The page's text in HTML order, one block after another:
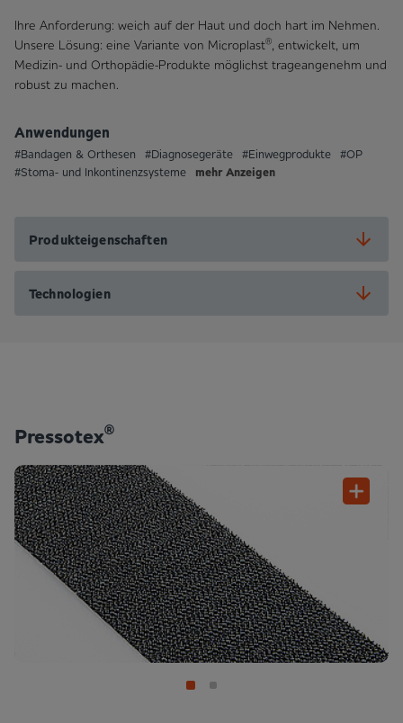
Ihre Anforderung: weich auf der Haut und doch hart im Nehmen.
Unsere Lösung: eine Variante von Microplast®, entwickelt, um
Medizin- und Orthopädie-Produkte möglichst trageangenehm und
robust zu machen.
Anwendungen
#Bandagen & Orthesen #Diagnosegeräte #Einwegprodukte #OP
#Stoma- und Inkontinenzsysteme
mehr Anzeigen
Produkteigenschaften
Technologien
Pressotex®